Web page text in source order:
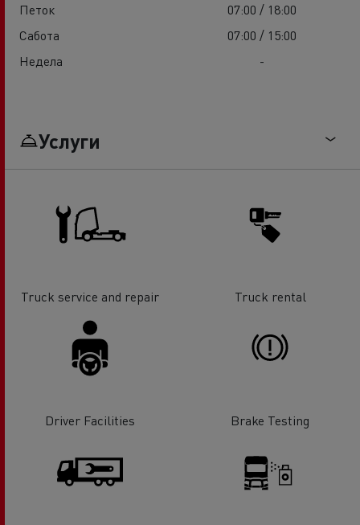
Петок
07:00 / 18:00
Сабота
07:00 / 15:00
Недела
-
Услуги
Truck service and repair Truck rental
Driver Facilities Brake Testing